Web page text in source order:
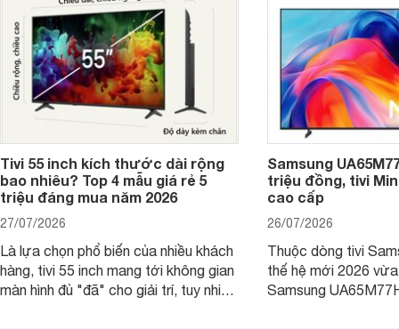
Tivi 55 inch kích thước dài rộng
bao nhiêu? Top 4 mẫu giá rẻ 5
triệu đáng mua năm 2026
27/07/2026
Là lựa chọn phổ biến của nhiều khách
hàng, tivi 55 inch mang tới không gian
màn hình đủ "đã" cho giải trí, tuy nhiên
Samsung
triệu đồng, tivi
cao cấp
26/07/2026
Thuộc dòng tivi
thế hệ mới 2026
Samsung